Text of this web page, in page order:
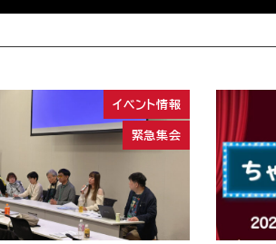
イベント情報
緊急集会